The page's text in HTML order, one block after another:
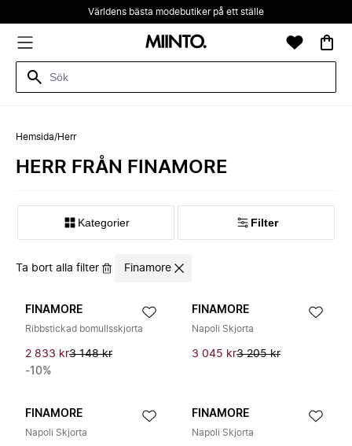
Världens bästa modebutiker på ett ställe
Hemsida/Herr
HERR FRÅN FINAMORE
Kategorier Filter
Ta bort alla filter Finamore
FINAMORE
Ribbstickad bomullsskjorta
2 833 kr3 148 kr
-10%
FINAMORE
Napoli Skjorta
3 045 kr3 205 kr
FINAMORE
Napoli Skjorta
FINAMORE
Napoli Skjorta